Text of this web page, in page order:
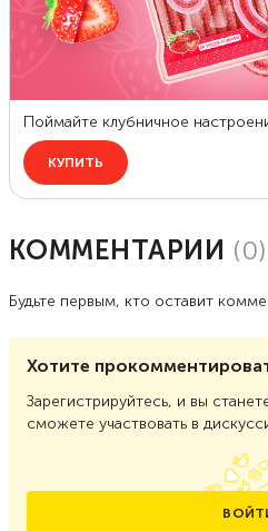
КОММЕНТАРИИ (0)
Будьте первым, кто оставит
Хотите
Зарегистрируйтесь, и вы
сможете участвовать в